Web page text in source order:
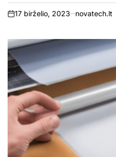
on
17 birželio, 2023 novatech.lt